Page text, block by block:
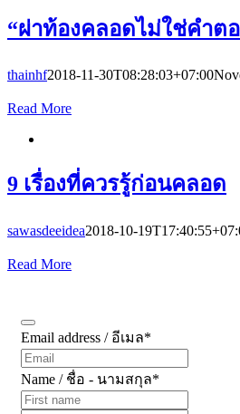
“ผ่าท้องคลอดไม่ใช่คำต
thainhf2018-11-30T08:28:03+07:00
Read More
9 เรื่องที่ควรรู้ก่อนคลอด
sawasdeeidea2018-10-
Read More
Email address / อีเมล*
Name / ชื่อ - นามสกุล*